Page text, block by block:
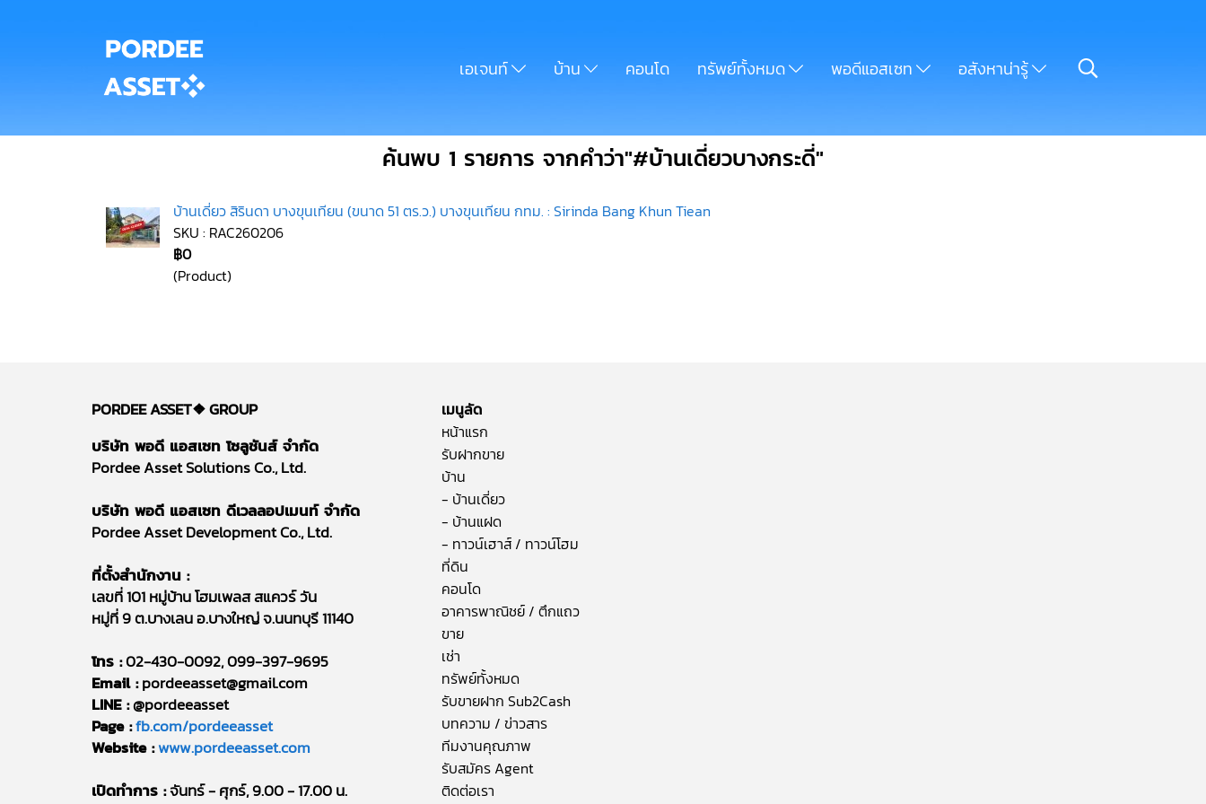
เอเจนท์ บ้าน คอนโด ทรัพย์ทั้งหมด พอดีแอสเซท อสังหาน่ารู้
ค้นพบ 1 รายการ จากคำว่า"#บ้านเดี่ยวบางกระดี่"
บ้านเดี่ยว สิรินดา บางขุนเทียน (ขนาด 51 ตร.ว.) บางขุนเทียน กทม. : Sirinda Bang Khun Tiean
SKU : RAC260206
฿0
(Product)
PORDEE ASSET❖GROUP
บริษัท พอดี แอสเซท โซลูชันส์ จำกัด
Pordee Asset Solutions Co., Ltd.
บริษัท พอดี แอสเซท ดีเวลลอปเมนท์ จำกัด
Pordee Asset Development Co., Ltd.
ที่ตั้งสำนักงาน :
เลขที่ 101 หมู่บ้าน โฮมเพลส สแควร์ วัน
หมู่ที่ 9 ต.บางเลน อ.บางใหญ่ จ.นนทบุรี 11140
โทร :02-430-0092, 099-397-9695
Email :pordeeasset@gmail.com
LINE :@pordeeasset
Page :fb.com/pordeeasset
Website :www.pordeeasset.com
เปิดทำการ :จันทร์ - ศุกร์, 9.00 - 17.00 น.
เมนูลัด
หน้าแรก
รับฝากขาย
บ้าน
- บ้านเดี่ยว
- บ้านแฝด
- ทาวน์เฮาส์ / ทาวน์โฮม
ที่ดิน
คอนโด
อาคารพาณิชย์ / ตึกแถว
ขาย
เช่า
ทรัพย์ทั้งหมด
รับขายฝาก Sub2Cash
บทความ / ข่าวสาร
ทีมงานคุณภาพ
รับสมัคร Agent
ติดต่อเรา